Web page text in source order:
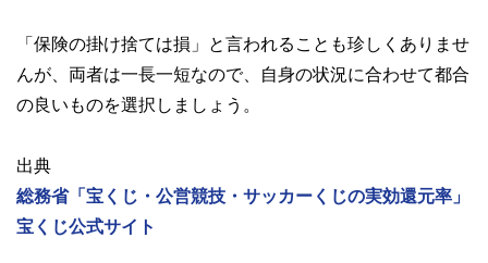
「保険の掛け捨ては損」と言われることも珍しくありませ
んが、両者は一長一短なので、自身の状況に合わせて都合
の良いものを選択しましょう。
出典
総務省「宝くじ・公営競技・サッカーくじの実効還元率」
宝くじ公式サイト